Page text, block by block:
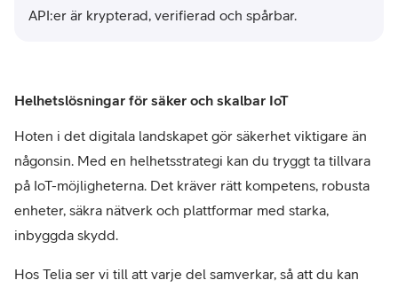
API:er är krypterad, verifierad och spårbar.
Helhetslösningar för säker och skalbar IoT
Hoten i det digitala landskapet gör säkerhet viktigare än
någonsin. Med en helhetsstrategi kan du tryggt ta tillvara
på IoT-möjligheterna. Det kräver rätt kompetens, robusta
enheter, säkra nätverk och plattformar med starka,
inbyggda skydd.
Hos Telia ser vi till att varje del samverkar, så att du kan